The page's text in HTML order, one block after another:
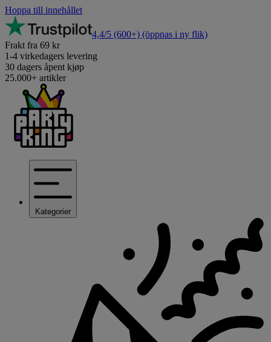
Hoppa till innehållet
4,4/5 (600+) (öppnas i ny flik)
Frakt fra 69 kr
1-4 virkedagers levering
30 dagers åpent kjøp
25.000+ artikler
Kategorier